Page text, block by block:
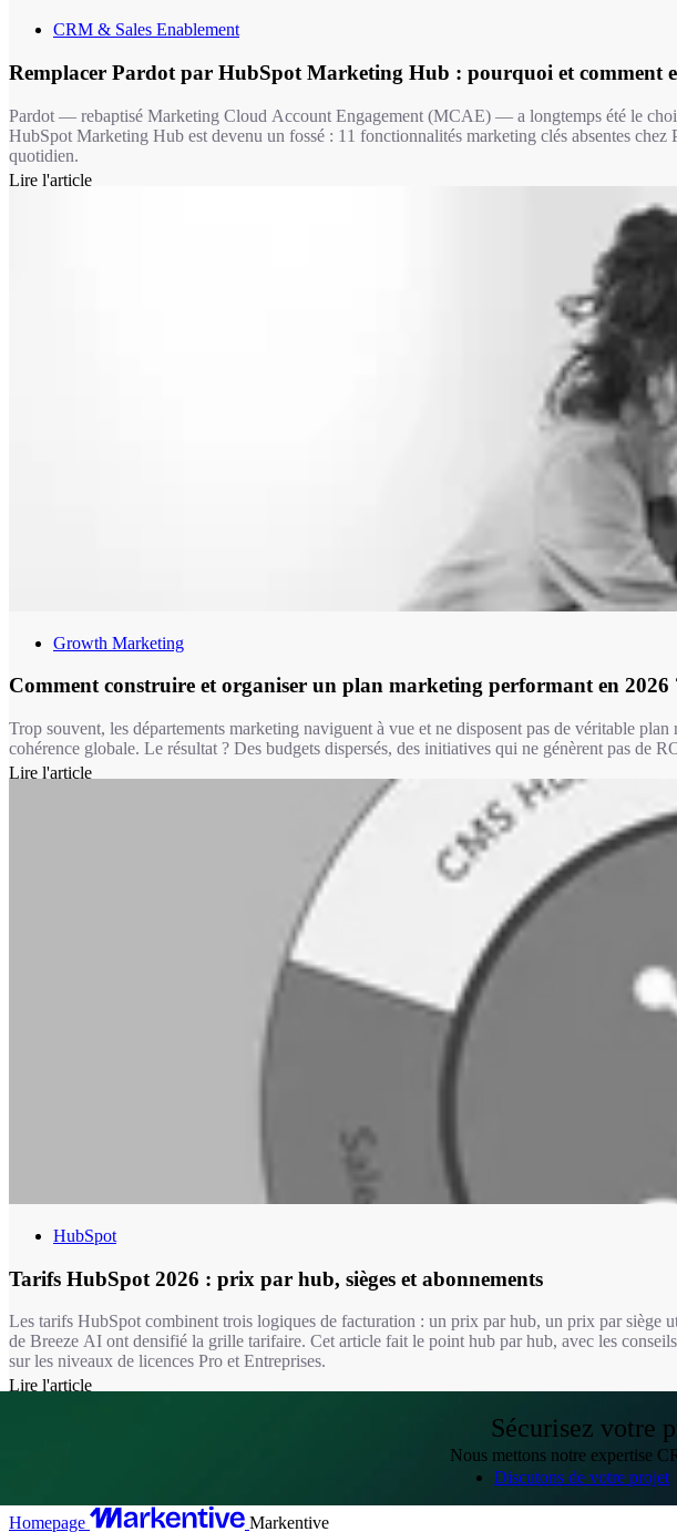
CRM & Sales Enablement
Remplacer Pardot par HubSpot Marketing Hub : pourquoi et comment
Pardot — rebaptisé Marketing Cloud Account Engagement (MCAE) — a longtemps été le
HubSpot Marketing Hub est devenu un fossé : 11 fonctionnalités marketing clés absentes
quotidien.
Lire l'article
Growth Marketing
Comment construire et organiser un plan marketing performant en 2026
Trop souvent, les départements marketing naviguent à vue et ne disposent pas de véritable
cohérence globale. Le résultat ? Des budgets dispersés, des initiatives qui ne génèrent pas de
Lire l'article
HubSpot
Tarifs HubSpot 2026 : prix par hub, sièges et abonnements
Les tarifs HubSpot combinent trois logiques de facturation : un prix par hub, un prix par
de Breeze AI ont densifié la grille tarifaire. Cet article fait le point hub par hub, avec les
sur les niveaux de licences Pro et Entreprises.
Lire l'article
Sécurisez votre
Nous mettons notre expertise
Discutons de votre projet
Homepage Markentive